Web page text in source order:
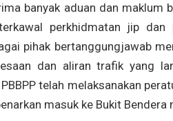
banyak aduan dan
perkhidmatan jip dan
pihak bertanggungjawab
dan aliran trafik yang
telah melaksanakan
masuk ke Bukit Bendera